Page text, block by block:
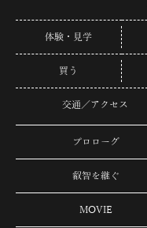
体験・見学
買う
交通／アクセス
プロローグ
叡智を継ぐ
MOVIE